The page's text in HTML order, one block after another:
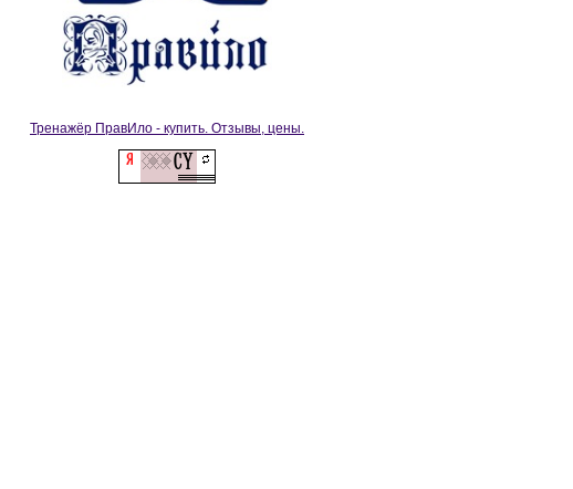
Тренажёр ПравИло - купить. Отзывы, цены.